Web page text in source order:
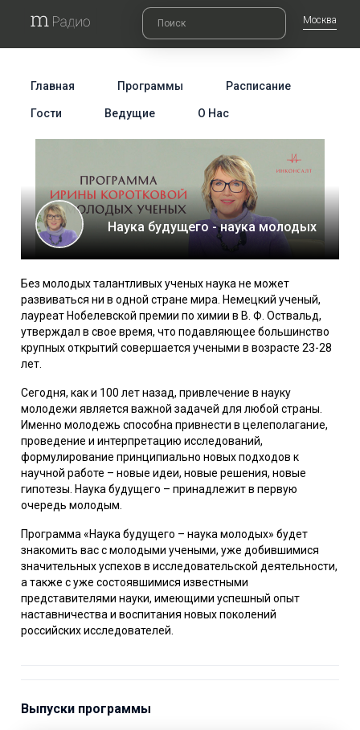
Москва
Главная Программы Расписание
Гости Ведущие О Нас
Наука будущего - наука молодых
Без молодых талантливых ученых наука не может
развиваться ни в одной стране мира. Немецкий ученый,
лауреат Нобелевской премии по химии в В. Ф. Оствальд,
утверждал в свое время, что подавляющее большинство
крупных открытий совершается учеными в возрасте 23-28
лет.
Сегодня, как и 100 лет назад, привлечение в науку
молодежи является важной задачей для любой страны.
Именно молодежь способна привнести в целеполагание,
проведение и интерпретацию исследований,
формулирование принципиально новых подходов к
научной работе – новые идеи, новые решения, новые
гипотезы. Наука будущего – принадлежит в первую
очередь молодым.
Программа «Наука будущего – наука молодых» будет
знакомить вас с молодыми учеными, уже добившимися
значительных успехов в исследовательской деятельности,
а также с уже состоявшимися известными
представителями науки, имеющими успешный опыт
наставничества и воспитания новых поколений
российских исследователей.
Выпуски программы